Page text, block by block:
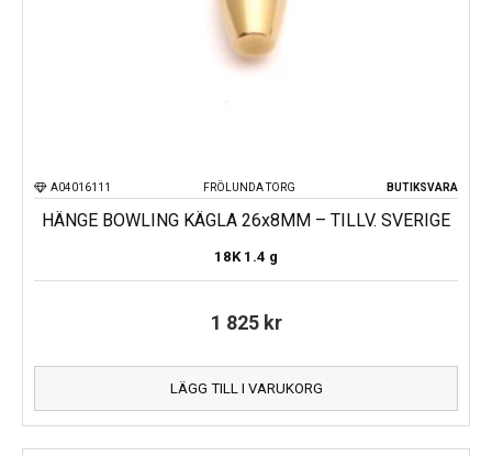
FRÖLUNDA TORG
A04016111 BUTIKSVARA
HÄNGE BOWLING KÄGLA 26x8MM – TILLV. SVERIGE
18K 1.4 g
1 825 kr
LÄGG TILL I VARUKORG